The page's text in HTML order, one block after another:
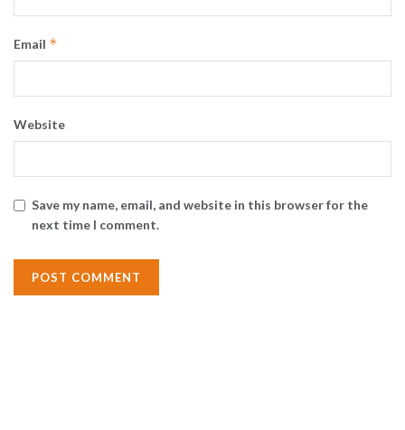
Email *
Website
Save my name, email, and website in this browser for the
next time I comment.